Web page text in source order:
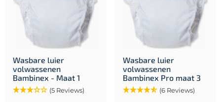
Wasbare luier
volwassenen
Bambinex - Maat 1
(5 Reviews)
Wasbare luier
volwassenen
Bambinex Pro maat 3
(6 Reviews)